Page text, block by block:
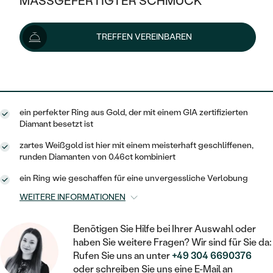
KLASSISCH
V-FORM
VINTAGE
AUSSERGEWÖHNLICHE
VON HAND GRAVIERTE
MIT MEHREREN DIAMANTEN
HALO
VINTAGE
GESTALTE EINEN RING
WÄHLE EINEN RING
DIAMANTEN ZUM EINFASSEN
AUSVERKAUF
WENN SCHMUCK HILFT
NACH TYP
OHRRINGE
RINGE
ANHÄNGER / KETTEN
ARMBÄNDER
SCHMUCKSET
HERRENSCHMUCK
PLATIN
OHRSTECKER
MINIMALISTISCHE
OHRHÄNGER
HERZ
GOLD
SILBER
NACH STYL
SOLITÄR
ZUR GEBURT EINES KINDES
PERSONALISIERT
MIT STERNZEICHEN
MINIMALISTISCH
AUSVERKAUF
GOLD
SILBER
PLATIN
MINIMALISTISCHE
TREFFEN VEREINBAREN
1 674 €
Lieferoptionen
ein perfekter Ring aus Gold, der mit einem GIA zertifizierten
Diamant besetzt ist
zartes Weißgold ist hier mit einem meisterhaft geschliffenen,
runden Diamanten von 0.46ct kombiniert
ein Ring wie geschaffen für eine unvergessliche Verlobung
WEITERE INFORMATIONEN
Benötigen Sie Hilfe bei Ihrer Auswahl oder
haben Sie weitere Fragen? Wir sind für Sie da:
Rufen Sie uns an unter+49 304 6690376
oder schreiben Sie uns eine E-Mail an